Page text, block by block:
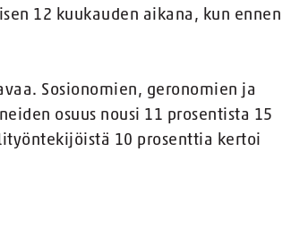
12 kuukauden aikana, kun ennen
Sosionomien, geronomien ja
osuus nousi 11 prosentista 15
10 prosenttia kertoi